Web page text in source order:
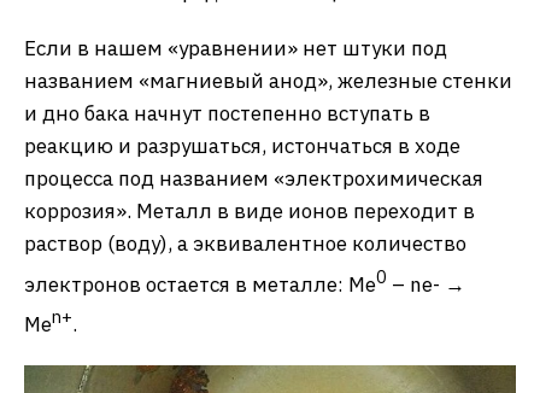
Если в нашем «уравнении» нет штуки под
названием «магниевый анод», железные стенки
и дно бака начнут постепенно вступать в
реакцию и разрушаться, истончаться в ходе
процесса под названием «электрохимическая
коррозия». Металл в виде ионов переходит в
раствор (воду), а эквивалентное количество
электронов остается в металле: Me0 – ne- →
Меn+.